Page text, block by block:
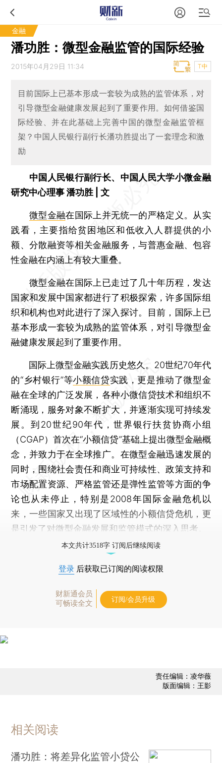
金融
潘功胜：微型金融监管的国际经验
2015年04月29日 11:34 T中
目前国际上已基本形成一套较为成熟的监管体系，对
引导微型金融健康发展起到了重要作用。如何借鉴国
际经验、并在此基础上完善中国的微型金融监管框
架？中国人民银行副行长潘功胜提出了一套理念和激
励
中国人民银行副行长、中国人民大学小微金融
研究中心理事 潘功胜 | 文
微型金融在国际上并无统一的严格定义。从实
践看，主要指给贫困地区和低收入人群提供的小
额、分散融资等相关金融服务，与普惠金融、包容
性金融在内涵上有较大重叠。
微型金融在国际上已走过了几十年历程，发达
国家和发展中国家都进行了积极探索，许多国际组
织和机构也对此进行了深入探讨。目前，国际上已
基本形成一套较为成熟的监管体系，对引导微型金
融健康发展起到了重要作用。
国际上微型金融实践历史悠久。20世纪70年代
的“乡村银行”等小额信贷实践，更是推动了微型金
融在全球的广泛发展，各种小微信贷技术和组织不
断涌现，服务对象不断扩大，并逐渐实现可持续发
展。到20世纪90年代，世界银行扶贫协商小组
（CGAP）首次在“小额信贷”基础上提出微型金融概
念，并致力于在全球推广。在微型金融迅速发展的
同时，围绕社会责任和商业可持续性、政策支持和
市场配置资源、严格监管还是弹性监管等方面的争
论也从未停止，特别是2008年国际金融危机以
来，一些国家又出现了区域性的小额信贷危机，更
是引发了对微型金融发展和监管模式的深入思考。
本文共计3518字 订阅后继续阅读
登录 后获取已订阅的阅读权限
财新通会员
可畅读全文
订阅/会员升级
责任编辑：凌华薇
版面编辑：王影
相关阅读
潘功胜：将差异化监管小贷公